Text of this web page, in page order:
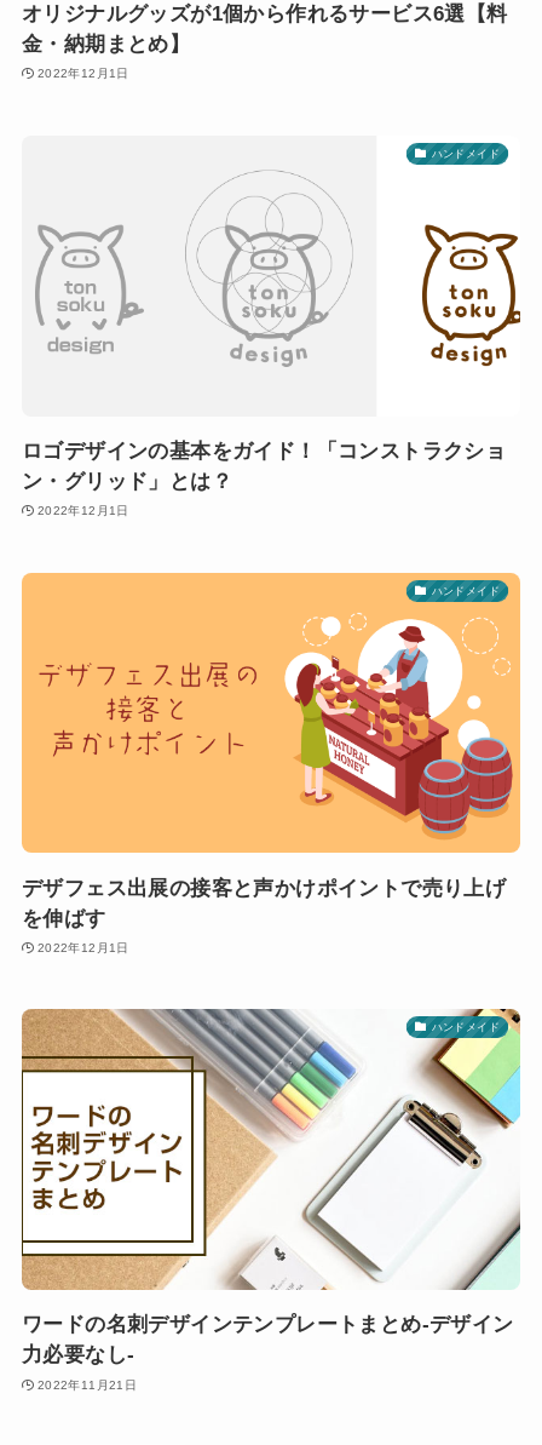
オリジナルグッズが1個から作れるサービス6選【料
金・納期まとめ】
2022年12月1日
ハンドメイド
ロゴデザインの基本をガイド！「コンストラクショ
ン・グリッド」とは？
2022年12月1日
ハンドメイド
デザフェス出展の接客と声かけポイントで売り上げ
を伸ばす
2022年12月1日
ハンドメイド
ワードの名刺デザインテンプレートまとめ-デザイン
力必要なし-
2022年11月21日